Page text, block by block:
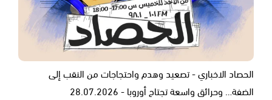
الحصاد الاخباري - تصعيد وهدم واحتجاجات من النقب إلى
الضفة… وحرائق واسعة تجتاح أوروبا - 28.07.2026